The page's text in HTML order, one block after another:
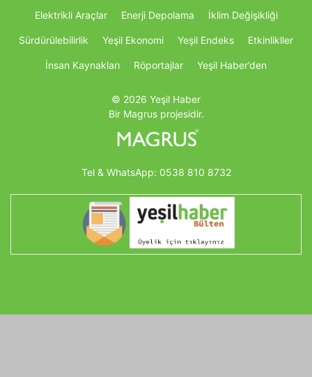
Elektrikli Araçlar Enerji Depolama İklim Değişikliği
Sürdürülebilirlik Yeşil Ekonomi Yeşil Endeks Etkinlikller
İnsan Kaynakları Röportajlar Yeşil Haber’den
© 2026 Yeşil Haber
Bir Magrus projesidir.
Tel & WhatsApp: 0538 810 8732